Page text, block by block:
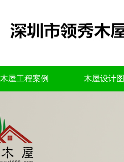
木屋工程案例 木屋设计图